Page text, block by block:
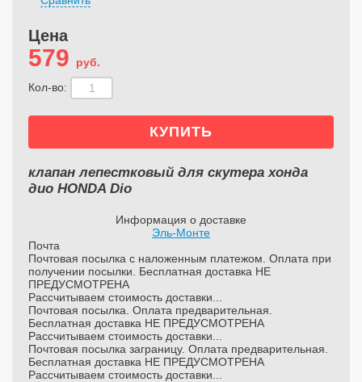
Цена
579 руб.
Кол-во:
клапан лепестковый для скутера хонда
дио HONDA Dio
Информация о доставке
Эль-Монте
Почта
Почтовая посылка с наложенным платежом. Оплата при
получении посылки. Бесплатная доставка НЕ
ПРЕДУСМОТРЕНА
Рассчитываем стоимость доставки...
Почтовая посылка. Оплата предварительная.
Бесплатная доставка НЕ ПРЕДУСМОТРЕНА
Рассчитываем стоимость доставки...
Почтовая посылка заграницу. Оплата предварительная.
Бесплатная доставка НЕ ПРЕДУСМОТРЕНА
Рассчитываем стоимость доставки...